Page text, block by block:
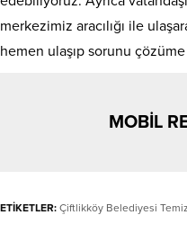
merkezimiz aracılığı ile
hemen ulaşıp sorunu
MOBİL
ETİKETLER: Çiftlikköy Belediyesi